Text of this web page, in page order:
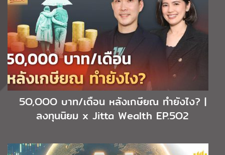
5O,OOO บาท/เดือน หลังเกษียณ ทำยังไง? |
ลงทุนนิยม x Jitta Wealth EP.5O2